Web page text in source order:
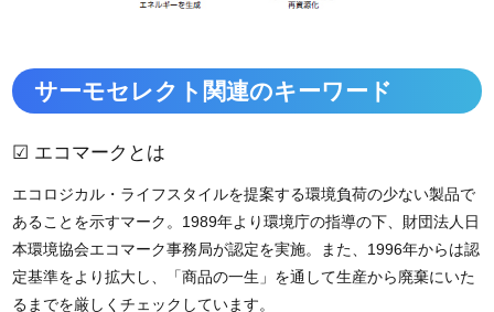
サーモセレクト関連のキーワード
☑ エコマークとは
エコロジカル・ライフスタイルを提案する環境負荷の少ない製品で
あることを示すマーク。1989年より環境庁の指導の下、財団法人日
本環境協会エコマーク事務局が認定を実施。また、1996年からは認
定基準をより拡大し、「商品の一生」を通して生産から廃棄にいた
るまでを厳しくチェックしています。